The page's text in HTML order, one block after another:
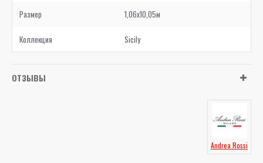
Размер 1,06x10,05м
Коллекция Sicily
ОТЗЫВЫ
Andrea Rossi